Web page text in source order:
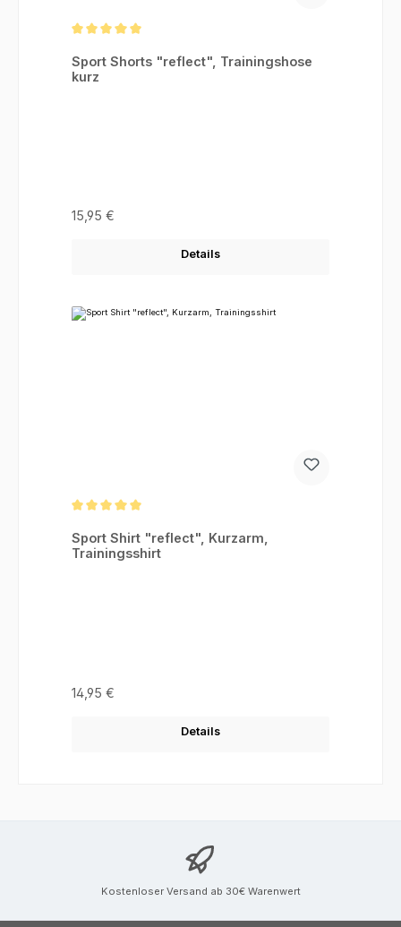
Sport Shorts "reflect", Trainingshose
kurz
Regulärer Preis:
15,95 €
Details
Sport Shirt "reflect", Kurzarm,
Trainingsshirt
Regulärer Preis:
14,95 €
Details
Kostenloser Versand ab 30€ Warenwert